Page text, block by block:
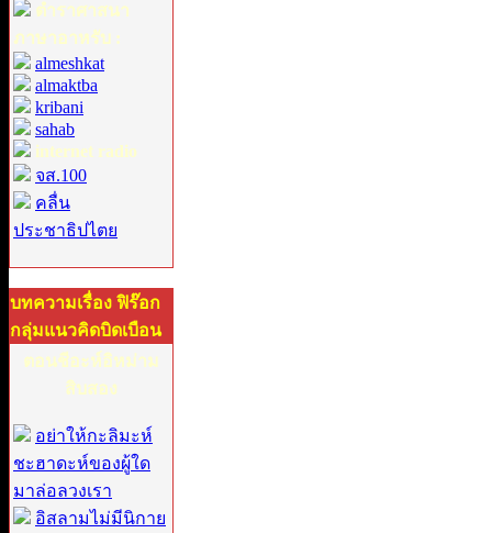
ตำราศาสนา
ภาษาอาหรับ :
almeshkat
almaktba
kribani
sahab
internet radio
จส.100
คลื่น
ประชาธิปไตย
บทความเรื่อง ฟิร๊อก
กลุ่มแนวคิดบิดเบือน
ตอนชีอะห์อิหม่าม
สิบสอง
อย่าให้กะลิมะห์
ชะฮาดะห์ของผู้ใด
มาล่อลวงเรา
อิสลามไม่มีนิกาย